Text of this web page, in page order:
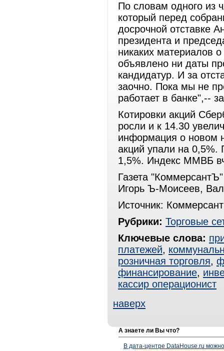
По словам одного из
который перед
досрочной отставке
президента и
никаких материалов
объявлено ни даты
кандидатур. И за
заочно. Пока мы не
работает в банке",--
Котировки акций
росли и к 14.30
информация о новом
акций упали на
1,5%. Индекс ММВБ
Газета
Игорь Ъ-Моисеев,
Источник:
Рубрики: Торговые
Ключевые слова:
платежей,
розничная торговля,
финансирование,
кассир операционист
наверх
А знаете ли Вы что?
В дата-центре DataHouse.ru